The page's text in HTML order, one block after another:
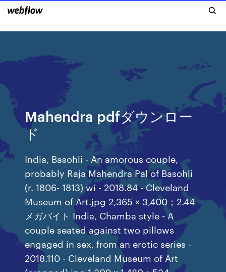
Mahendra pdfダウンロー
ド
India, Basohli - An amorous couple,
probably Raja Mahendra Pal of Basohli
(r. 1806- 1813) wi - 2018.84 - Cleveland
Museum of Art.jpg 2,365 × 3,400；2.44
メガバイト India, Chamba style - A
couple seated against two pillows
engaged in sex, from an erotic series -
2018.110 - Cleveland Museum of Art